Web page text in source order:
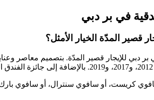
في بر دبي
قصير المدّة الخيار الأمثل؟
للإيجار قصير المدّة. بتصميم معاصر وعناية
كريست، أو سافوي سنترال، أو سافوي بارك،